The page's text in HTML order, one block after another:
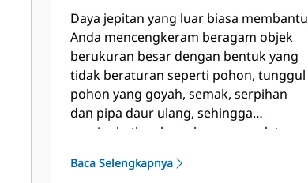
Daya jepitan yang luar biasa membantu
Anda mencengkeram beragam objek
berukuran besar dengan bentuk yang
tidak beraturan seperti pohon, tunggul
pohon yang goyah, semak, serpihan
dan pipa daur ulang, sehingga
meningkatkan keserbagunaan alat
Baca Selengkapnya